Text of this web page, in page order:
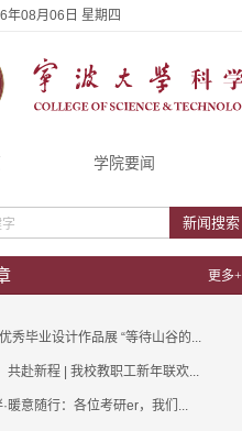
年08月06日 星期四
学院要闻
新闻搜索
更多+
秀毕业设计作品展 “等待山谷的...
共赴新程 | 我校教职工新年联欢...
·暖意随行：各位考研er，我们...